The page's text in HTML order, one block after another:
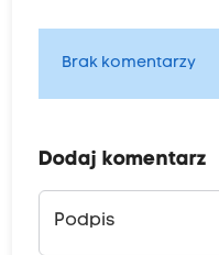
Brak komentarzy
Dodaj komentarz
Podpis